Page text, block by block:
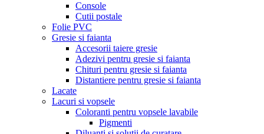
Console
Cutii postale
Folie PVC
Gresie si faianta
Accesorii taiere gresie
Adezivi pentru gresie si faianta
Chituri pentru gresie si faianta
Distantiere pentru gresie si faianta
Lacate
Lacuri si vopsele
Coloranti pentru vopsele lavabile
Pigmenti